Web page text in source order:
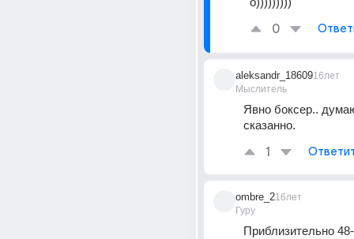
0
aleksandr_18609
Мыслитель
16лет
Явно боксер..
сказанно.
1
ombre_2
Гуру
16лет
Приблизительно